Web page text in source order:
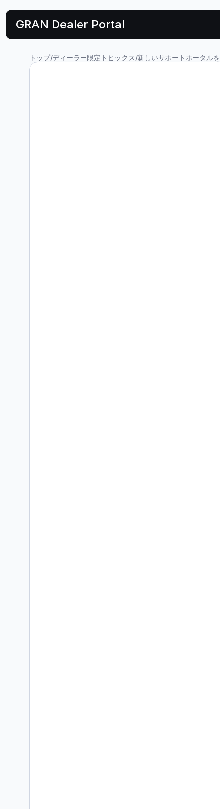
GRAN Dealer Portal
トップ/ディーラー限定トピックス/新しいサポートポータル